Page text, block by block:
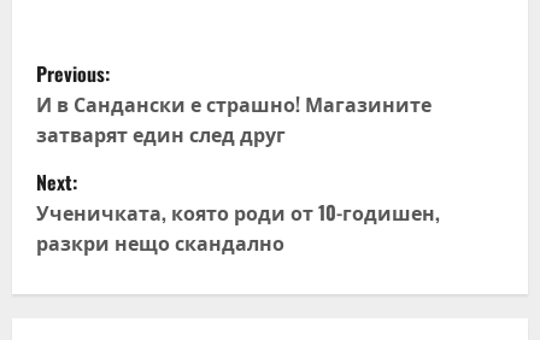
P
o
s
t
n
Previous:
И в Сандански е страшно! Магазините
затварят един след друг
Next:
Ученичката, която роди от 10-годишен,
разкри нещо скандално